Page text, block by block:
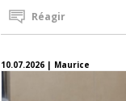
Réagir
10.07.2026 | Maurice